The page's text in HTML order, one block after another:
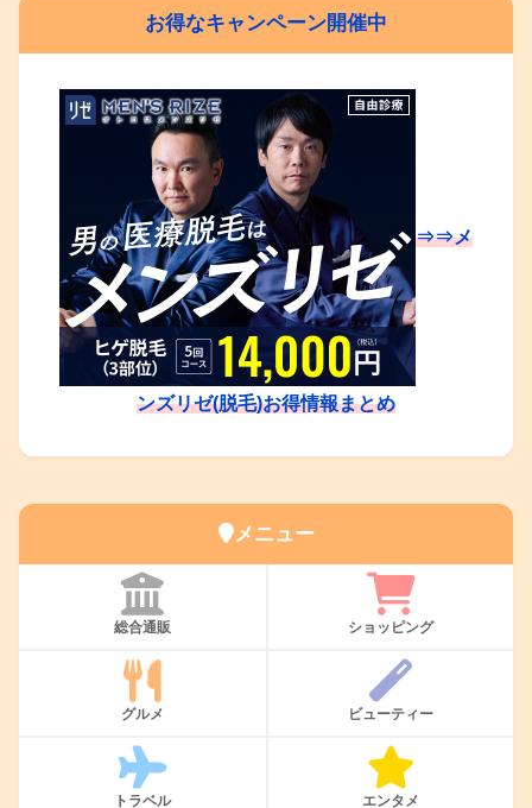
お得なキャンペーン開催中
⇒⇒メ
ンズリゼ(脱毛)お得情報まとめ
メニュー
総合通販 ショッピング
グルメ ビューティー
トラベル エンタメ